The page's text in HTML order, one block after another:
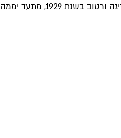
רם אוריון ("נושאי המגבעת", "הפה והטלפיים"), מנגן בלייב את פס הקול המקורי שלו לסרט פורץ הדרך "האיש עם מצלמת הקולנוע" שיוקרן לצליליו. הסרט, שיצר דזיגה ורטוב בשנת 1929, מתעד יממה